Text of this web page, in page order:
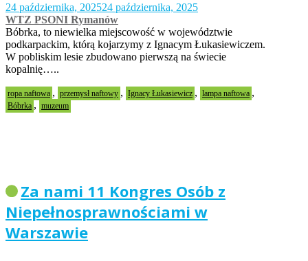
24 października, 202524 października, 2025
WTZ PSONI Rymanów
Bóbrka, to niewielka miejscowość w województwie
podkarpackim, którą kojarzymy z Ignacym Łukasiewiczem.
W pobliskim lesie zbudowano pierwszą na świecie
kopalnię…..
ropa naftowa , przemysł naftowy , Ignacy Łukasiewicz , lampa naftowa ,
Bóbrka , muzeum
Za nami 11 Kongres Osób z
Niepełnosprawnościami w
Warszawie